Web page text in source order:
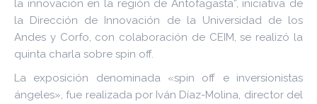
la innovación en la región de Antofagasta”, iniciativa de
la Dirección de Innovación de la Universidad de los
Andes y Corfo, con colaboración de CEIM, se realizó la
quinta charla sobre spin off.
La exposición denominada «spin off e inversionistas
ángeles», fue realizada por Iván Díaz-Molina, director del